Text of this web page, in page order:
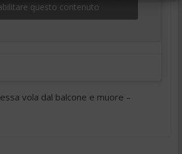
questo contenuto
vola dal balcone e muore –